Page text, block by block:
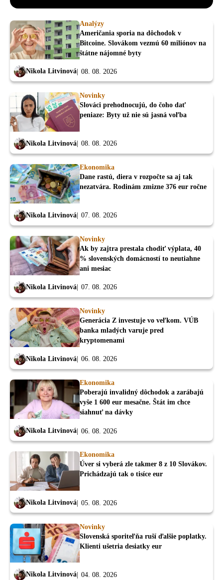
Analýzy
Američania sporia na dôchodok v
Bitcoine. Slovákom vezmú 60 miliónov na
štátne nájomné byty
Nikola Litvinová 08. 08. 2026
Novinky
Slováci prehodnocujú, do čoho dať
peniaze: Byty už nie sú jasná voľba
Nikola Litvinová 08. 08. 2026
Ekonomika
Dane rastú, diera v rozpočte sa aj tak
nezatvára. Rodinám zmizne 376 eur ročne
Nikola Litvinová 07. 08. 2026
Novinky
Ak by zajtra prestala chodiť výplata, 40
% slovenských domácností to neutiahne
ani mesiac
Nikola Litvinová 07. 08. 2026
Novinky
Generácia Z investuje vo veľkom. VÚB
banka mladých varuje pred
kryptomenami
Nikola Litvinová 06. 08. 2026
Ekonomika
Poberajú invalidný dôchodok a zarábajú
vyše 1 600 eur mesačne. Štát im chce
siahnuť na dávky
Nikola Litvinová 06. 08. 2026
Ekonomika
Úver si vyberá zle takmer 8 z 10 Slovákov.
Prichádzajú tak o tisíce eur
Nikola Litvinová 05. 08. 2026
Novinky
Slovenská sporiteľňa ruší ďalšie poplatky.
Klienti ušetria desiatky eur
Nikola Litvinová 04. 08. 2026